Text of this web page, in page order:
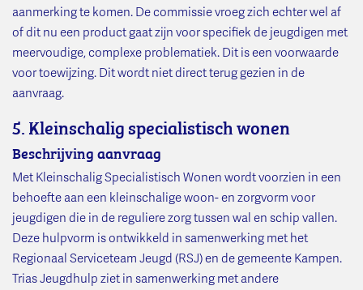
aanmerking te komen. De commissie vroeg zich echter wel af
of dit nu een product gaat zijn voor specifiek de jeugdigen met
meervoudige, complexe problematiek. Dit is een voorwaarde
voor toewijzing. Dit wordt niet direct terug gezien in de
aanvraag.
5. Kleinschalig specialistisch wonen
Beschrijving aanvraag
Met Kleinschalig Specialistisch Wonen wordt voorzien in een
behoefte aan een kleinschalige woon- en zorgvorm voor
jeugdigen die in de reguliere zorg tussen wal en schip vallen.
Deze hulpvorm is ontwikkeld in samenwerking met het
Regionaal Serviceteam Jeugd (RSJ) en de gemeente Kampen.
Trias Jeugdhulp ziet in samenwerking met andere